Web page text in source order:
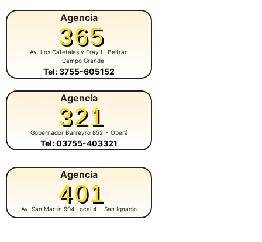
Agencia
365
Av. Los Cafetales y Fray L. Beltrán
- Campo Grande
Tel: 3755-605152
Agencia
321
Gobernador Barreyro 852 - Oberá
Tel: 03755-403321
Agencia
401
Av. San Martín 904 Local 4 - San Ignacio